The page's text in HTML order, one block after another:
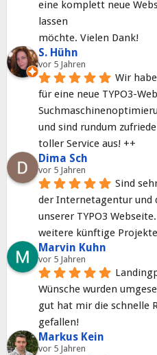
eine komplett neue
lassen
möchte. Vielen Dank!
S. Hühn
vor 5 Jahren
Wir
für eine neue TYPO3-
und sind rundum
toller Service aus! ++
Dima Sch
vor 5 Jahren
Sind
der Internetagentur und
unserer TYPO3
weitere künftige
Marvin Kuhn
vor 5 Jahren
Wünsche wurden
gut hat mir die schnelle
gefallen!
Markus Kein
vor 5 Jahren